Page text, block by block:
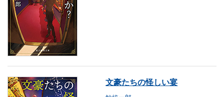
文豪たちの怪しい宴